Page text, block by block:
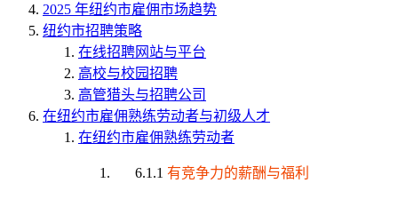
2025 年纽约市雇佣市场趋势
纽约市招聘策略
在线招聘网站与平台
高校与校园招聘
高管猎头与招聘公司
在纽约市雇佣熟练劳动者与初级人才
在纽约市雇佣熟练劳动者
6.1.1 有竞争力的薪酬与福利